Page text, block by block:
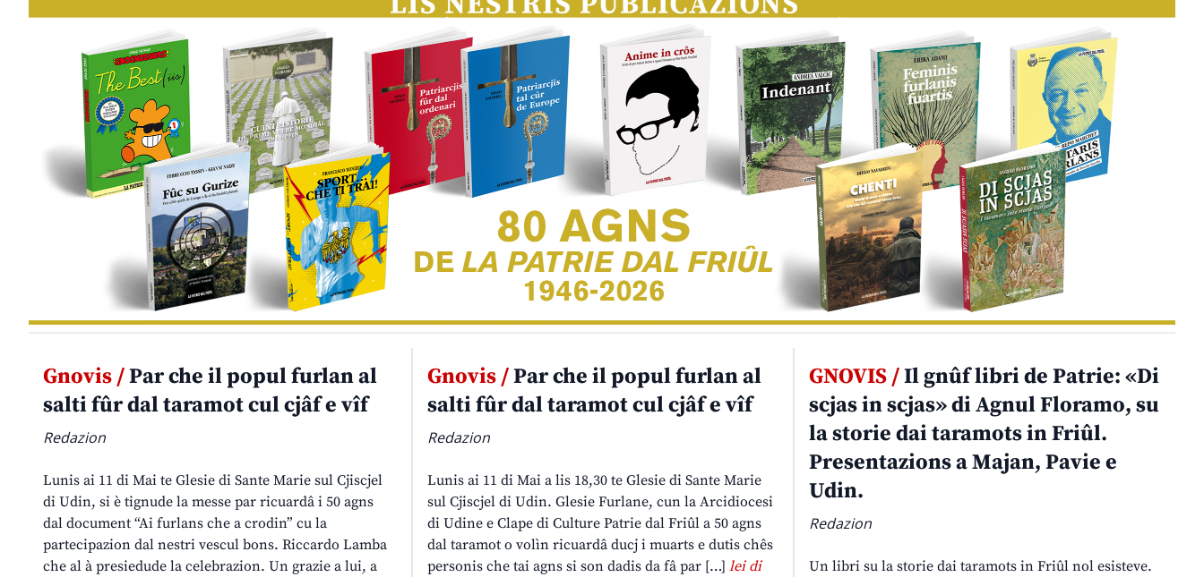
Gnovis /Par che il popul furlan al
salti fûr dal taramot cul cjâf e vîf
Redazion
Lunis ai 11 di Mai te Glesie di Sante Marie sul Cjiscjel
di Udin, si è tignude la messe par ricuardâ i 50 agns
dal document “Ai furlans che a crodin” cu la
partecipazion dal nestri vescul bons. Riccardo Lamba
che al à presiedude la celebrazion. Un grazie a lui, a
Gnovis /Par che il popul furlan al
salti fûr dal taramot cul cjâf e vîf
Redazion
Lunis ai 11 di Mai a lis 18,30 te Glesie di Sante Marie
sul Cjiscjel di Udin. Glesie Furlane, cun la Arcidiocesi
di Udine e Clape di Culture Patrie dal Friûl a 50 agns
dal taramot o volìn ricuardâ ducj i muarts e dutis chês
personis che tai agns si son dadis da fâ par […] lei di
GNOVIS /Il gnûf libri de Patrie: «Di
scjas in scjas» di Agnul Floramo, su
la storie dai taramots in Friûl.
Presentazions a Majan, Pavie e
Udin.
Redazion
Un libri su la storie dai taramots in Friûl nol esisteve.